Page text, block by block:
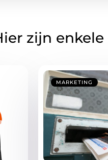
zijn enkele
MARKETING